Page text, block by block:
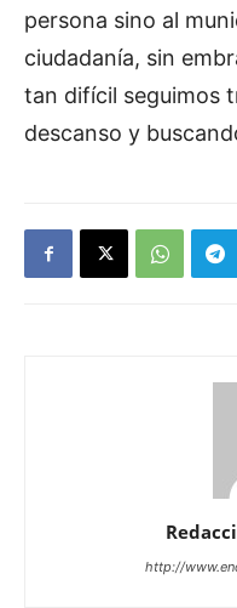
persona sino al
ciudadanía, sin
tan difícil seguimos
descanso y
http://